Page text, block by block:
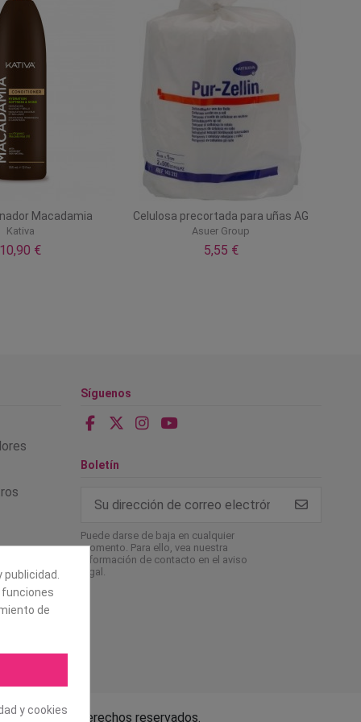
Elixir serum
Sin stock online
Lima zebra recta 100/180
Síguenos
Boletín
Puede darse de baja en cualquier
momento. Para ello, vea nuestra
información de contacto en el aviso
legal.
Todos los derechos reservados.
publicidad.
de
y cookies